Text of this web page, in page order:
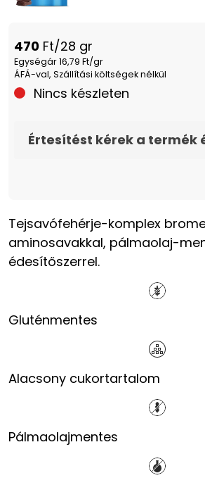
470 Ft/28 gr
Egységár 16,79 Ft/gr
ÁFÁ-val, Szállítási költségek nélkül
Nincs készleten
Értesítést kérek a termék
Tejsavófehérje-komplex
aminosavakkal, pálmaolaj-
édesítőszerrel.
Gluténmentes
Alacsony cukortartalom
Pálmaolajmentes